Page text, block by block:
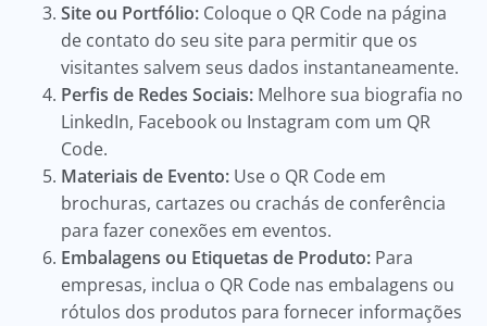
Site ou Portfólio: Coloque o QR Code na página
de contato do seu site para permitir que os
visitantes salvem seus dados instantaneamente.
Perfis de Redes Sociais: Melhore sua biografia no
LinkedIn, Facebook ou Instagram com um QR
Code.
Materiais de Evento: Use o QR Code em
brochuras, cartazes ou crachás de conferência
para fazer conexões em eventos.
Embalagens ou Etiquetas de Produto: Para
empresas, inclua o QR Code nas embalagens ou
rótulos dos produtos para fornecer informações